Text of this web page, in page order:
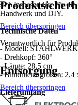
sich insbesondere für
Handwerk und DIY.
Technische Daten
- Modell:
- Drehkopf: 360°
- Länge: 28,5 cm
- Blindnietengrößen: 2,4
Lieferumfang
Bereich überspringen
Verantwortlich für
Entsorgung
Bereich überspringen